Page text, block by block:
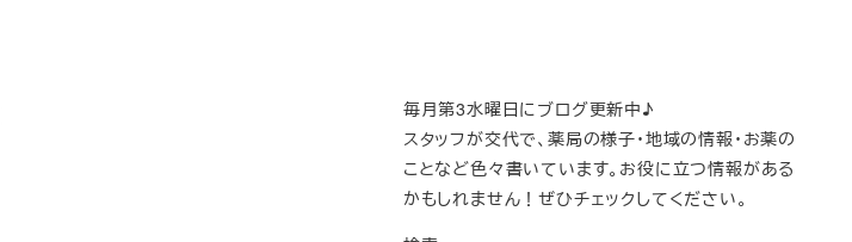
毎月第3水曜日にブログ更新中♪
スタッフが交代で、薬局の様子・地域の情報・お薬の
ことなど色々書いています。お役に立つ情報がある
かもしれません！ぜひチェックしてください。